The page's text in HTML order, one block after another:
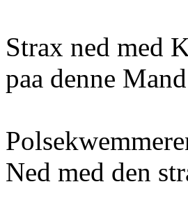
Strax ned med
paa denne
Ned med den